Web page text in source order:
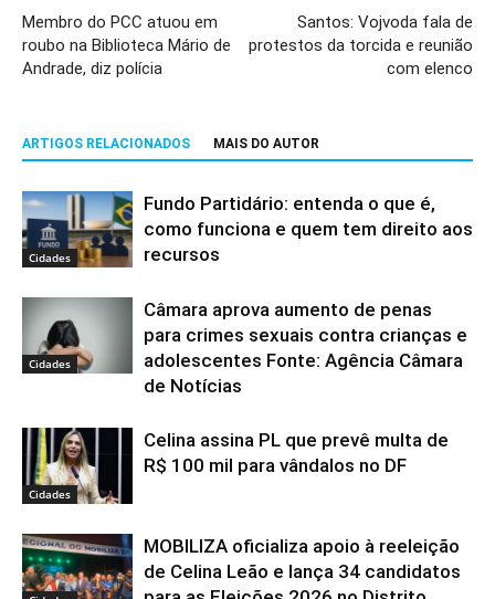
Membro do PCC atuou em
roubo na Biblioteca Mário de
Andrade, diz polícia
Santos: Vojvoda fala de
protestos da torcida e reunião
com elenco
ARTIGOS RELACIONADOS MAIS DO AUTOR
Cidades
Fundo Partidário: entenda o que é,
como funciona e quem tem direito aos
recursos
Cidades
Câmara aprova aumento de penas
para crimes sexuais contra crianças e
adolescentes Fonte: Agência Câmara
de Notícias
Cidades
Celina assina PL que prevê multa de
R$ 100 mil para vândalos no DF
MOBILIZA oficializa apoio à reeleição
de Celina Leão e lança 34 candidatos